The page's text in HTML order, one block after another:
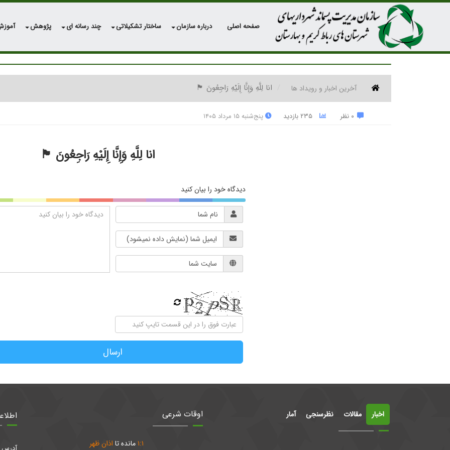
صفحه اصلی درباره سازمان ساختار تشکیلاتی چند رسانه ای پژوهش
آخرین اخبار و رویداد ها انا لِلَّهِ وَإِنَّا إِلَیْهِ رَاجِعُونَ 🏴
پنج‌شنبه ۱۵ مرداد ۱۴۰۵
انا لِلَّهِ وَإِنَّا إِلَیْهِ رَاجِعُونَ 🏴
دیدگاه خود را بیان کنید
ارسال
اخبار مقالات نظرسنجی آمار اوقات شرعی
۱:۱ مانده تا اذان ظهر